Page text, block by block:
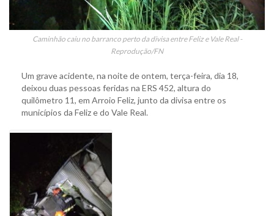
Caminhão caiu no barranco perto da divisa entre Feliz e Vale Real -
Reprodução/FN
Um grave acidente, na noite de ontem, terça-feira, dia 18,
deixou duas pessoas feridas na ERS 452, altura do
quilômetro 11, em Arroio Feliz, junto da divisa entre os
municípios da Feliz e do Vale Real.